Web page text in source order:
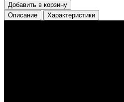
Добавить в корзину
Описание
Характеристики